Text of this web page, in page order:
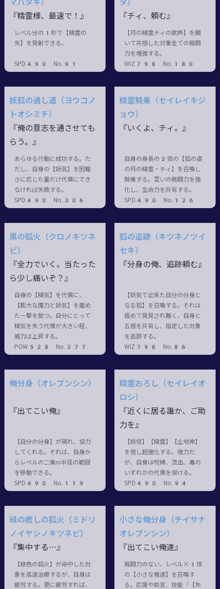
マバタキ）
『精霊様、最速で！』
レベル分の1秒で【精霊の
矢】を発射できる。
SPD490 No.91
タ）
『チィ、頼む』
【月の精霊チィの歌声】を聞
いて共感した対象全ての戦闘
力を増強する。
WIZ798 No.180
妖狐の通し道（ヨウコノ
トオシミチ）
『俺の意志を通させても
らう。』
あらゆる行動に成功する。た
だし、自身の【妖気】を困難
さに応じた量だけ代償にでき
なければ失敗する。
SPD490 No.306
精霊騎乗（セイレイキジ
ョウ）
『いくよ、チィ。』
自身の身長の2倍の【狐の姿
の月の精霊・チィ】を召喚し
騎乗する。互いの戦闘力を強
化し、生命力を共有する。
SPD490 No.126
黒の狐火（クロノキツネ
ビ）
『全力でいく。当たった
ら少し痛いぞ？』
自身の【精気】を代償に、
【膨大な魔力と妖気】を籠め
た一撃を放つ。自分にとって
精気を失う代償が大きい程、
威力は上昇する。
POW528 No.277
狐の追跡（キツネノツイ
セキ）
『分身の俺、追跡頼む』
【妖気で出来た自分の分身と
なる狐】を召喚する。それは
極めて発見され難く、自身と
五感を共有し、指定した対象
を追跡する。
WIZ798 No.86
俺分身（オレブンシン）
『出てこい俺』
【自分の分身】が現れ、協力
してくれる。それは、自身か
らレベルの二乗m半径の範囲
を移動できる。
SPD490 No.119
精霊おろし（セイレイオ
ロシ）
『近くに居る誰か、ご助
力を』
【妖怪】【精霊】【土地神】
を宿し超強化する。強力だ
が、自身は呪縛、流血、毒の
いずれかの代償を受ける。
SPD490 No.94
緑の癒しの狐火（ミドリ
ノイヤシノキツネビ）
『集中する…』
【緑色の狐火】が命中した対
象を高速治療するが、自身は
疲労する。更に疲労すれば、
小さな俺分身（チイサナ
オレブンシン）
『出てこい俺達』
戦闘力のない、レベル×1体
の【小さな俺達】を召喚す
る。応援や助言、技能「【失